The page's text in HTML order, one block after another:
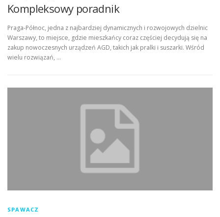
Kompleksowy poradnik
Praga-Północ, jedna z najbardziej dynamicznych i rozwojowych dzielnic
Warszawy, to miejsce, gdzie mieszkańcy coraz częściej decydują się na
zakup nowoczesnych urządzeń AGD, takich jak pralki i suszarki. Wśród
wielu rozwiązań, …
SPAWACZ